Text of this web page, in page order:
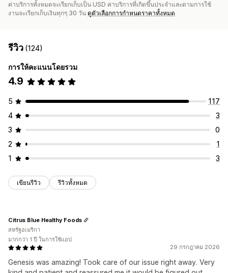
ค่าบริการทั้งหมดจะเรียกเก็บเป็น USD ค่าบริการที่เกิดขึ้นประจำและตามการใช้
งานจะเรียกเก็บเงินทุกๆ 30 วัน ดูตัวเลือกการกำหนดราคาทั้งหมด
รีวิว (124)
การให้คะแนนโดยรวม
4.9
5
117
4
3
3
0
2
1
1
3
เขียนรีวิว รีวิวทั้งหมด
29 กรกฎาคม 2026
Genesis was amazing! Took care of our issue right away. Very
Citrus Blue Healthy Foods
สหรัฐอเมริกา
มากกว่า 1 ปี ในการใช้แอป